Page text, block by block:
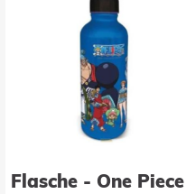
Flasche - One Piece